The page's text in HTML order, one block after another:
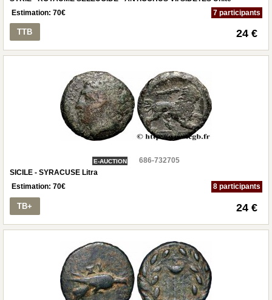
Estimation: 70€ 7 participants
TTB 24 €
E-AUCTION
686-732705
SICILE - SYRACUSE Litra
Estimation: 70€ 8 participants
TB+ 24 €